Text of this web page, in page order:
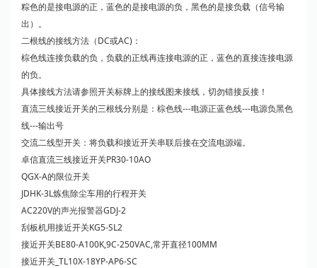
粽色的是接电源的正，蓝色的是接电源的负，黑色的是接负载（信号输
出）。
二根线的接线方法（DC或AC)：
棕色线连接负载的负，负载的正线再连接电源的正，蓝色的直接连接电源
的负。
具体接线方法请参照开关标牌上的接线图来接线，切勿错接反接！
直流三线接近开关的三根线分别是：棕色线---电源正蓝色线---电源负黑色
线---输出号
交流二线型开关：将负载和接近开关串联后接在交流电源端。
卓信直流三线接近开关PR30-10AO
QGX-A的限位开关
JDHK-3L炼焦除尘车用的行程开关
AC220V的声光报警器GDJ-2
刮板机用接近开关KG5-SL2
接近开关BE80-A100K,9C-250VAC,常开直径100MM
接近开关_TL10X-18YP-AP6-SC